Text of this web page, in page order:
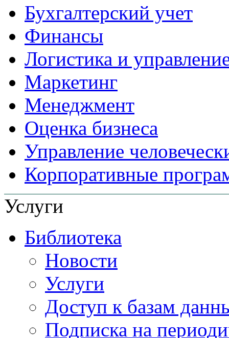
Бухгалтерский учет
Финансы
Логистика и
Маркетинг
Менеджмент
Оценка бизнеса
Управление
Корпоративные
Услуги
Библиотека
Новости
Услуги
Доступ к базам
Подписка на